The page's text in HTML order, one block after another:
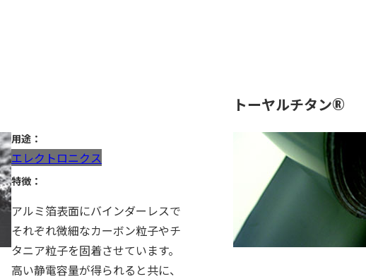
用途：
エレクトロニクス
特徴：
アルミ箔表面にバインダーレスで
それぞれ微細なカーボン粒子やチ
タニア粒子を固着させています。
高い静電容量が得られると共に、
トーヤルチタン®